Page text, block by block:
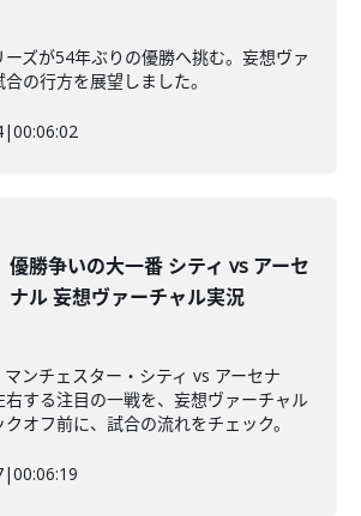
ズが54年ぶりの優勝へ挑む。妄想ヴァ
の行方を展望しました。
|00:06:02
優勝争いの大一番 シティ vs アーセ
ナル 妄想ヴァーチャル実況
ンチェスター・シティ vs アーセナ
右する注目の一戦を、妄想ヴァーチャル
オフ前に、試合の流れをチェック。
|00:06:19